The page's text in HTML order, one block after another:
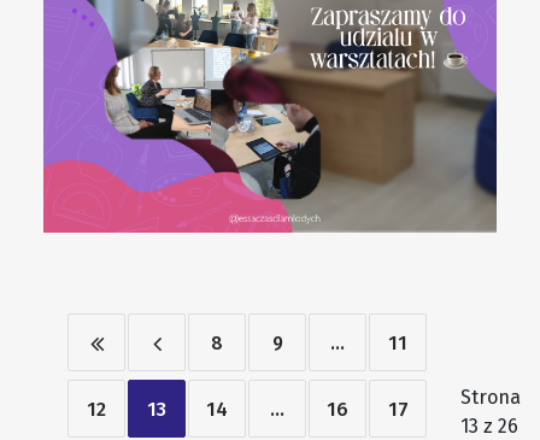
8 9 ... 11
12 13 14 ... 16 17
Strona
13 z 26